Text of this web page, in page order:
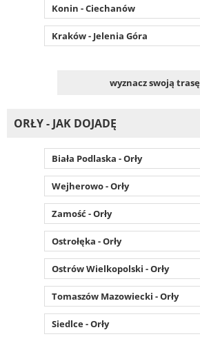
Konin - Ciechanów
Kraków - Jelenia Góra
wyznacz swoją trasę
ORŁY - JAK DOJADĘ
Biała Podlaska - Orły
Wejherowo - Orły
Zamość - Orły
Ostrołęka - Orły
Ostrów Wielkopolski - Orły
Tomaszów Mazowiecki - Orły
Siedlce - Orły